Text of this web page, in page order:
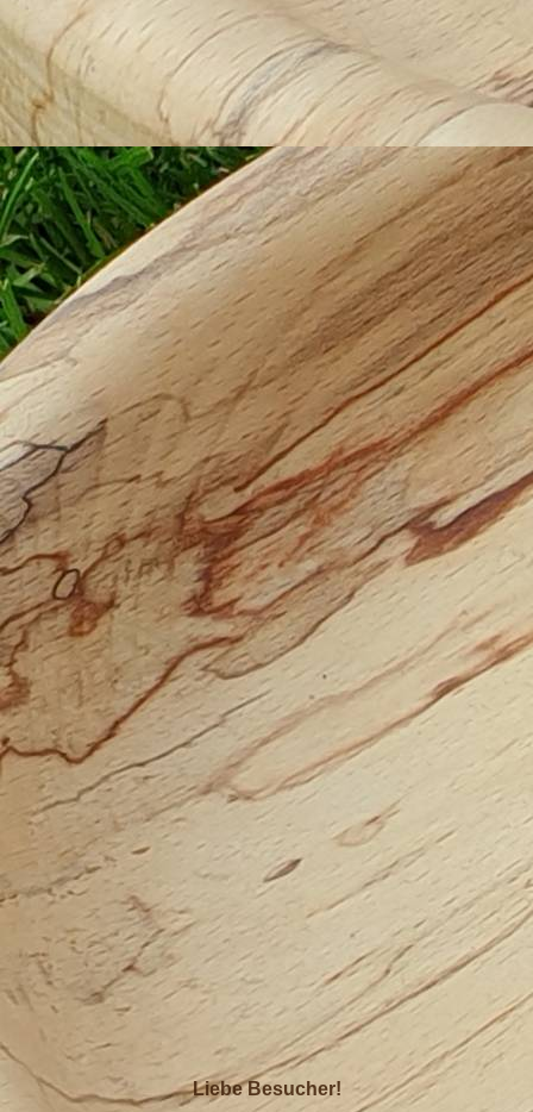
Liebe Besucher!